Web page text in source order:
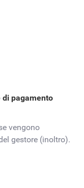
di pagamento
vengono
gestore (inoltro).